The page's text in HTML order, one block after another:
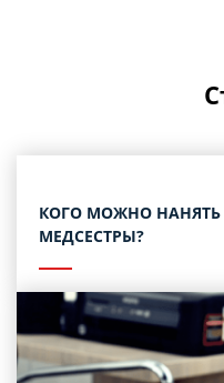
КОГО МОЖНО
МЕДСЕСТРЫ?